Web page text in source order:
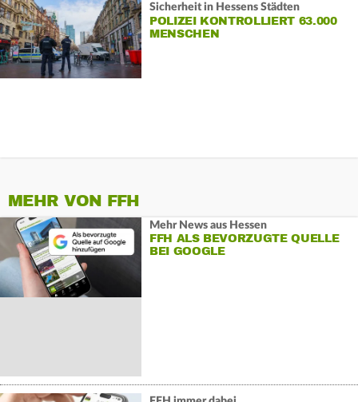
Sicherheit in Hessens Städten
POLIZEI KONTROLLIERT 63.000
MENSCHEN
MEHR VON FFH
Mehr News aus Hessen
FFH ALS BEVORZUGTE QUELLE
BEI GOOGLE